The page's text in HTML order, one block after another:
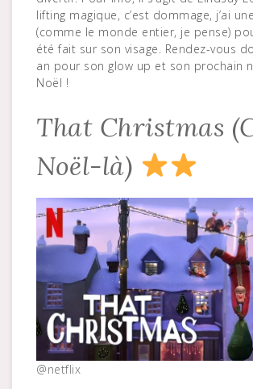
lifting magique, c’est dommage, j’ai
(comme le monde entier, je pense)
été fait sur son visage. Rendez-vous
an pour son glow up et son prochain
Noël !
That Christmas
Noël-là)
@netflix